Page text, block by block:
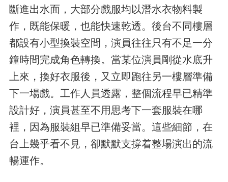
斷進出水面，大部分戲服均以潛水衣物料製
作，既能保暖，也能快速乾透。後台不同樓層
都設有小型換裝空間，演員往往只有不足一分
鐘時間完成角色轉換。當某位演員剛從水底升
上來，換好衣服後，又立即跑往另一樓層準備
下一場戲。工作人員透露，整個流程早已精準
設計好，演員甚至不用思考下一套服裝在哪
裡，因為服裝組早已準備妥當。這些細節，在
台上幾乎看不見，卻默默支撐着整場演出的流
暢運作。